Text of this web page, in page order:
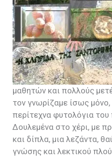
μαθητών και πολλούς
τον γνωρίζαμε ίσως
περίτεχνα φυτολόγια του
Δουλεμένα στο χέρι, με
και δίπλα, μια λεζάντα,
γνώσης και λεκτικού